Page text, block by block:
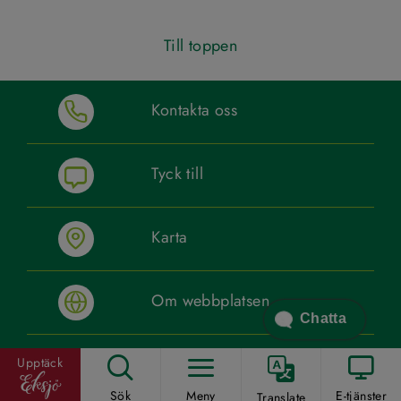
Upptäck
Sök
Meny Translate E-tjänster
Till toppen
Kontakta oss
Tyck till
Karta
Om webbplatsen
Lättläst
Chatta